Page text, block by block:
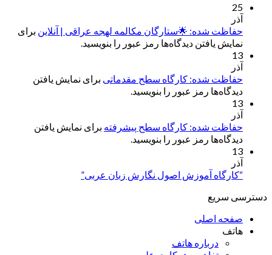
25
آذر
حفاظت شده: 🌟ستارگان مکالمه لهجه عراقی | آنلاین برای
نمایش یافتن دیدگاه‌ها رمز عبور را بنویسید.
13
آذر
حفاظت شده: کارگاه سطح مقدماتی برای نمایش یافتن
دیدگاه‌ها رمز عبور را بنویسید.
13
آذر
حفاظت شده: کارگاه سطح پیشرفته برای نمایش یافتن
دیدگاه‌ها رمز عبور را بنویسید.
13
آذر
“کارگاه آموزش اصول نگارش زبان عربی”
دسترسی سریع
صفحه اصلی
هاتف
درباره هاتف